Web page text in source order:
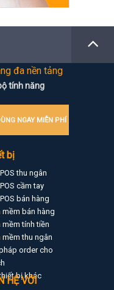
đa nền tảng
tính năng
NGAY MIỄN PHÍ
bị
thu ngân
cầm tay
bán hàng
mềm bán hàng
mềm tính tiền
mềm thu ngân
order cho
bị khác
HỆ VỚI